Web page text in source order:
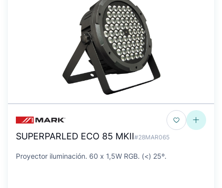
SUPERPARLED ECO 85 MKII#28MAR065
Proyector iluminación. 60 x 1,5W RGB. (<) 25º.